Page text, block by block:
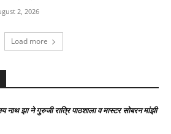
2, 2026
Load more
नाथ झा ने गुरुजी रात्रि पाठशाला व मास्टर सोबरन मांझी